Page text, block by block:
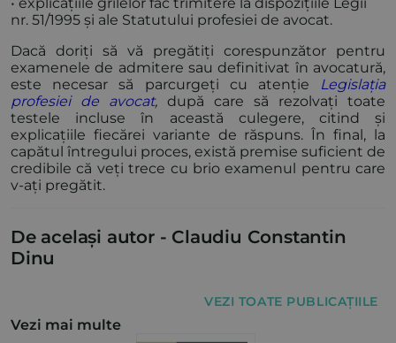
nr. 51/1995 și ale Statutului profesiei de avocat.
Dacă doriți să vă pregătiți corespunzător pentru
examenele de admitere sau definitivat în avocatură,
este necesar să parcurgeți cu atenție
Legislația
profesiei de avocat, după care să rezolvați toate
testele incluse în această culegere, citind și
explicațiile fiecărei variante de răspuns. În final, la
capătul întregului proces, există premise suficient de
credibile că veți trece cu brio examenul pentru care
v-ați pregătit.
De același autor - Claudiu Constantin
Dinu
VEZI TOATE PUBLICAȚIILE
Vezi mai multe